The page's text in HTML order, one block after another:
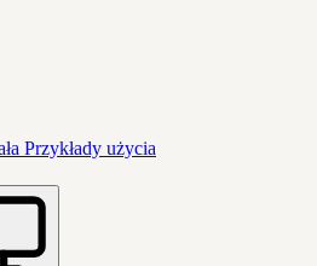
Przykłady użycia